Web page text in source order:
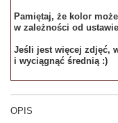
Pamiętaj, że kolor
w zależności od
Jeśli jest więcej zdjęć,
i wyciągnąć średnią :)
OPIS